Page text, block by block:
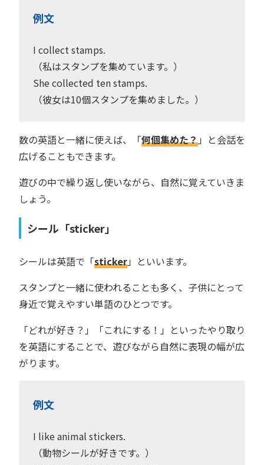
例文
I collect stamps.
（私はスタンプを集めています。）
She collected ten stamps.
（彼女は10個スタンプを集めました。）
数の英語と一緒に使えば、「何個集めた？」と会話を
広げることもできます。
遊びの中で繰り返し使いながら、自然に覚えていきま
しょう。
シール「sticker」
シールは英語で「sticker」といいます。
スタンプと一緒に使われることも多く、子供にとって
身近で覚えやすい単語のひとつです。
「どれが好き？」「これにする！」といったやり取り
を英語にすることで、遊びながら自然に表現の幅が広
がります。
例文
I like animal stickers.
（動物シールが好きです。）